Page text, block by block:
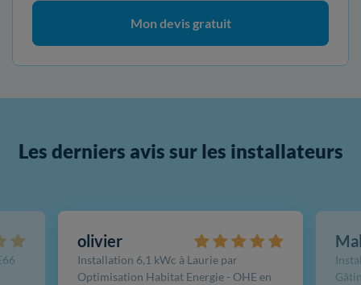
Mon devis gratuit
Les derniers avis sur les installateurs
olivier
Installation 6,1 kWc à Laurie par
Optimisation Habitat Energie - OHE en